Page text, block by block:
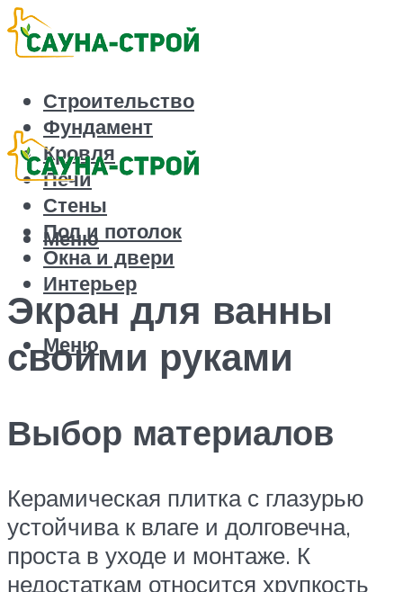
Строительство
Фундамент
Кровля
Печи
Стены
Пол и потолок
Окна и двери
Интерьер
Меню
Меню
Экран для ванны
своими руками
Выбор материалов
Керамическая плитка с глазурью
устойчива к влаге и долговечна,
проста в уходе и монтаже. К
недостаткам относится хрупкость